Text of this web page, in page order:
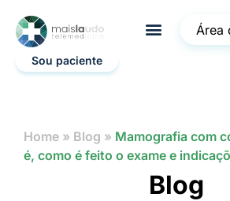
Área
Sou paciente
Home » Blog » Mamografia com
é, como é feito o exame e
Blog